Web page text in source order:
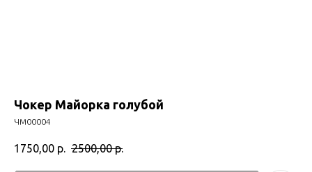
Чокер Майорка голубой
ЧМ00004
1750,00 р. 2500,00 р.